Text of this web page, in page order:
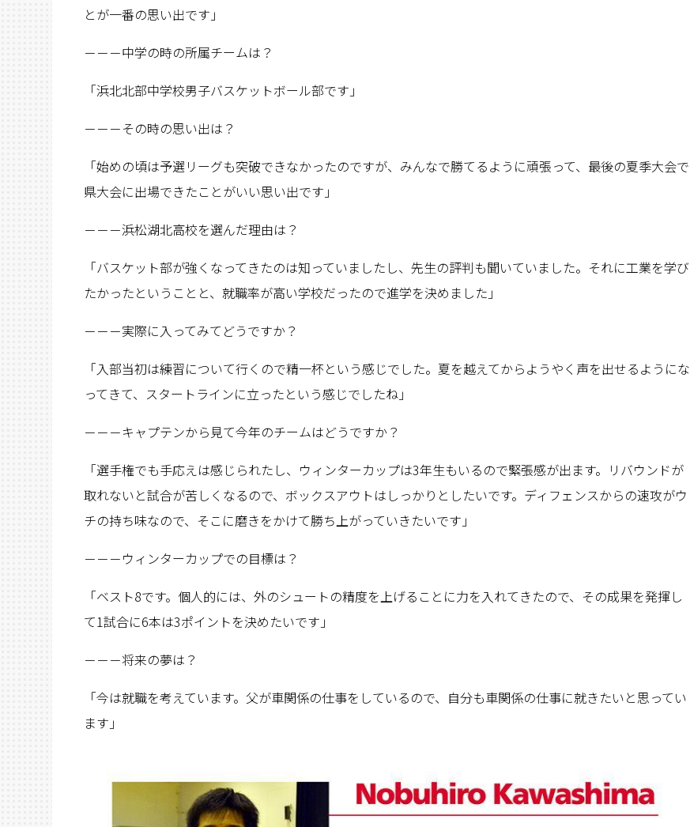
とが一番の思い出です」
－－－中学の時の所属チームは？
「浜北北部中学校男子バスケットボール部です」
－－－その時の思い出は？
「始めの頃は予選リーグも突破できなかったのですが、みんなで勝てるように頑張って、最後の夏季大会で
県大会に出場できたことがいい思い出です」
－－－浜松湖北高校を選んだ理由は？
「バスケット部が強くなってきたのは知っていましたし、先生の評判も聞いていました。それに工業を学び
たかったということと、就職率が高い学校だったので進学を決めました」
－－－実際に入ってみてどうですか？
「入部当初は練習について行くので精一杯という感じでした。夏を越えてからようやく声を出せるようにな
ってきて、スタートラインに立ったという感じでしたね」
－－－キャプテンから見て今年のチームはどうですか？
「選手権でも手応えは感じられたし、ウィンターカップは3年生もいるので緊張感が出ます。リバウンドが
取れないと試合が苦しくなるので、ボックスアウトはしっかりとしたいです。ディフェンスからの速攻がウ
チの持ち味なので、そこに磨きをかけて勝ち上がっていきたいです」
－－－ウィンターカップでの目標は？
「ベスト8です。個人的には、外のシュートの精度を上げることに力を入れてきたので、その成果を発揮し
て1試合に6本は3ポイントを決めたいです」
－－－将来の夢は？
「今は就職を考えています。父が車関係の仕事をしているので、自分も車関係の仕事に就きたいと思ってい
ます」